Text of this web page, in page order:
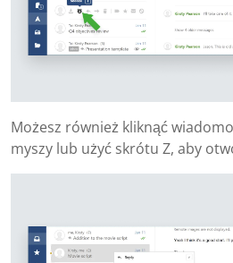
Możesz również kliknąć
myszy lub użyć skrótu Z, aby